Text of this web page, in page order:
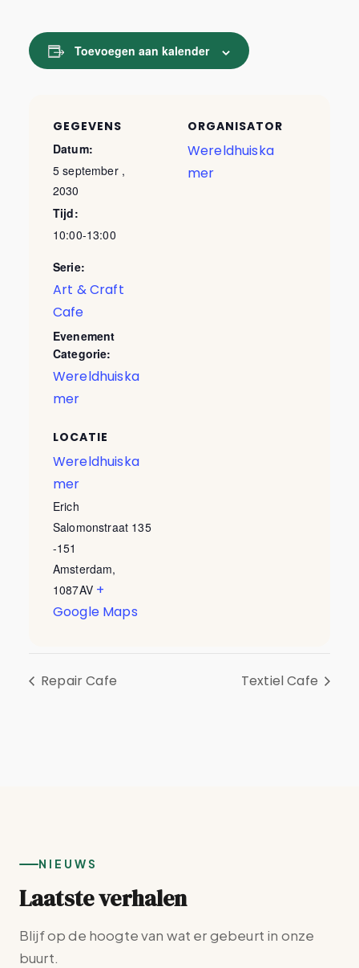
Toevoegen aan kalender
GEGEVENS
Datum:
5 september ,
2030
Tijd:
10:00-13:00
Serie:
Art & Craft
Cafe
Evenement
Categorie:
Wereldhuiska
mer
LOCATIE
Wereldhuiska
mer
Erich
Salomonstraat 135
-151
Amsterdam,
1087AV +
Google Maps
ORGANISATOR
Wereldhuiska
mer
Repair Cafe Textiel Cafe
NIEUWS
Laatste verhalen
Blijf op de hoogte van wat er gebeurt in onze
buurt.